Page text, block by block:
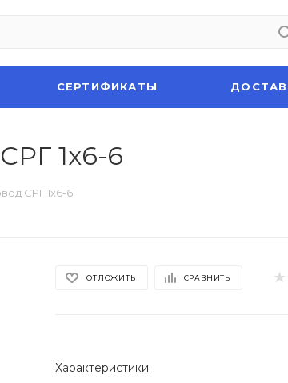
СЕРТИФИКАТЫ
1х6-6
СРГ 1х6-6
ОТЛОЖИТЬ СРАВНИТЬ
Характеристики